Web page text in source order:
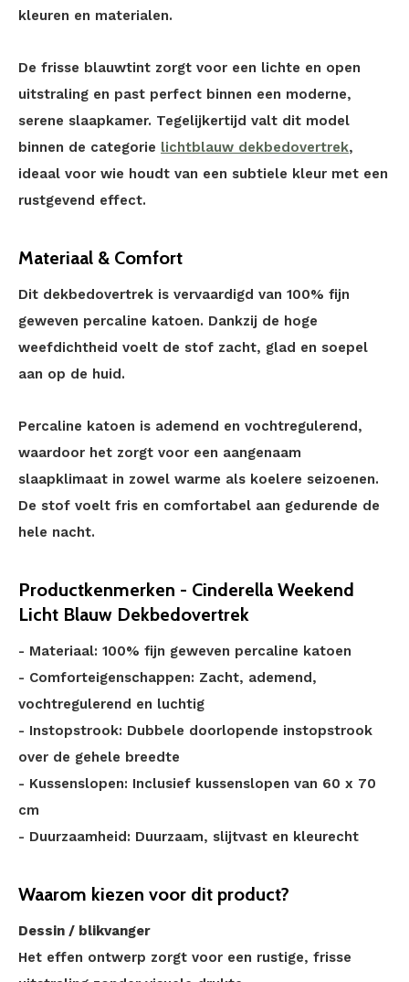
kleuren en materialen.
De frisse blauwtint zorgt voor een lichte en open
uitstraling en past perfect binnen een moderne,
serene slaapkamer. Tegelijkertijd valt dit model
binnen de categorie lichtblauw dekbedovertrek,
ideaal voor wie houdt van een subtiele kleur met een
rustgevend effect.
Materiaal & Comfort
Dit dekbedovertrek is vervaardigd van 100% fijn
geweven percaline katoen. Dankzij de hoge
weefdichtheid voelt de stof zacht, glad en soepel
aan op de huid.
Percaline katoen is ademend en vochtregulerend,
waardoor het zorgt voor een aangenaam
slaapklimaat in zowel warme als koelere seizoenen.
De stof voelt fris en comfortabel aan gedurende de
hele nacht.
Productkenmerken - Cinderella Weekend
Licht Blauw Dekbedovertrek
- Materiaal: 100% fijn geweven percaline katoen
- Comforteigenschappen: Zacht, ademend,
vochtregulerend en luchtig
- Instopstrook: Dubbele doorlopende instopstrook
over de gehele breedte
- Kussenslopen: Inclusief kussenslopen van 60 x 70
cm
- Duurzaamheid: Duurzaam, slijtvast en kleurecht
Waarom kiezen voor dit product?
Dessin / blikvanger
Het effen ontwerp zorgt voor een rustige, frisse